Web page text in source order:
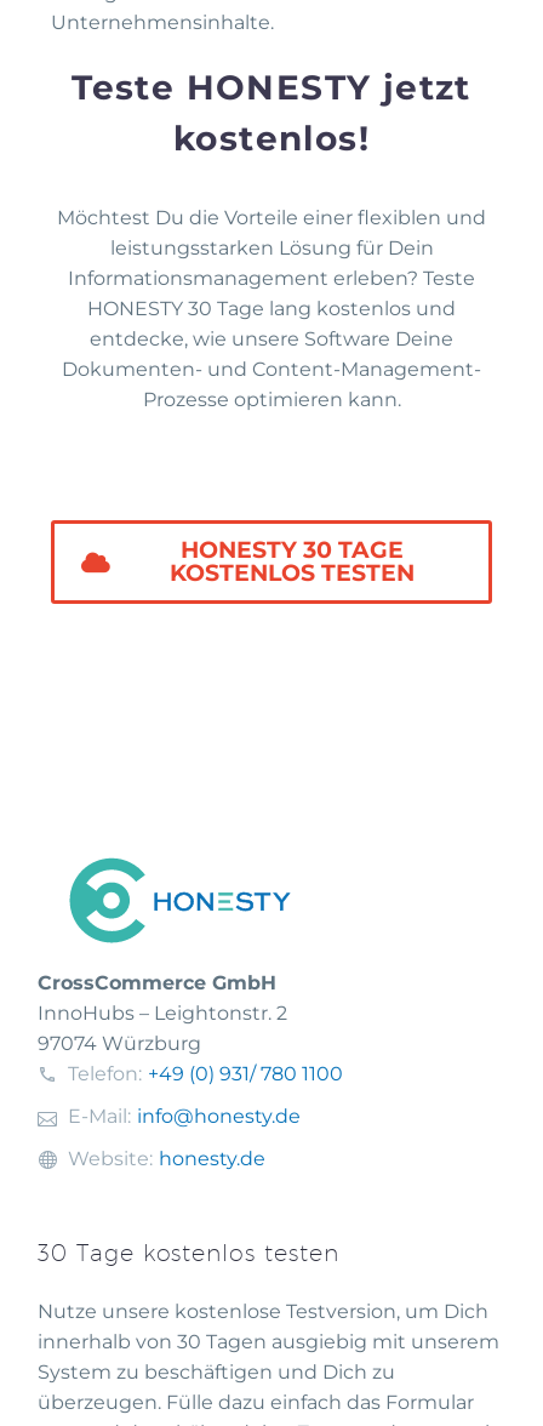
Unternehmensinhalte.
Teste HONESTY jetzt
kostenlos!
Möchtest Du die Vorteile einer flexiblen und
leistungsstarken Lösung für Dein
Informationsmanagement erleben? Teste
HONESTY 30 Tage lang kostenlos und
entdecke, wie unsere Software Deine
Dokumenten- und Content-Management-
Prozesse optimieren kann.
HONESTY 30 TAGE
KOSTENLOS TESTEN
CrossCommerce GmbH
InnoHubs – Leightonstr. 2
97074 Würzburg
Telefon: +49 (0) 931/ 780 1100
E-Mail: info@honesty.de
Website: honesty.de
30 Tage kostenlos testen
Nutze unsere kostenlose Testversion, um Dich
innerhalb von 30 Tagen ausgiebig mit unserem
System zu beschäftigen und Dich zu
überzeugen. Fülle dazu einfach das Formular